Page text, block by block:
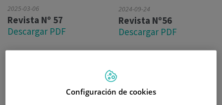
2025-03-06
Revista Nº 57
Descargar PDF
2024-09-24
Revista Nº56
Descargar PDF
Configuración de cookies